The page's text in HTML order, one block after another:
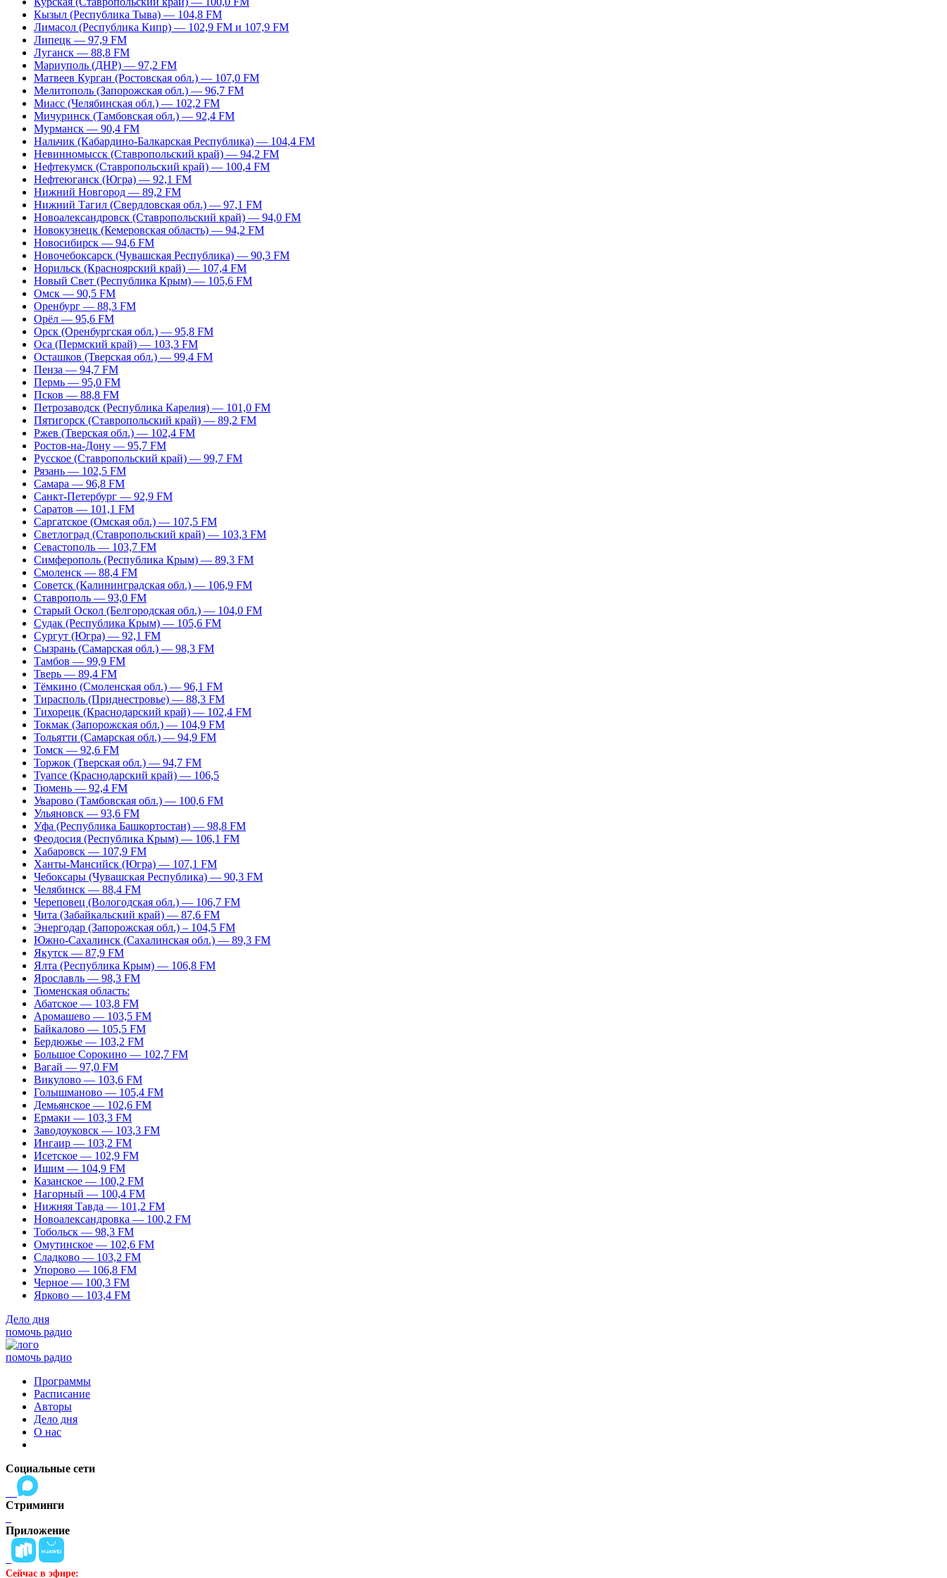
Кызыл (Республика Тыва) — 104,8 FM
Лимасол (Республика Кипр) — 102,9 FM и 107,9 FM
Липецк — 97,9 FM
Луганск — 88,8 FM
Мариуполь (ДНР) — 97,2 FM
Матвеев Курган (Ростовская обл.) — 107,0 FM
Мелитополь (Запорожская обл.) — 96,7 FM
Миасс (Челябинская обл.) — 102,2 FM
Мичуринск (Тамбовская обл.) — 92,4 FM
Мурманск — 90,4 FM
Нальчик (Кабардино-Балкарская Республика) — 104,4 FM
Невинномысск (Ставропольский край) — 94,2 FM
Нефтекумск (Ставропольский край) — 100,4 FM
Нефтеюганск (Югра) — 92,1 FM
Нижний Новгород — 89,2 FM
Нижний Тагил (Свердловская обл.) — 97,1 FM
Новоалександровск (Ставропольский край) — 94,0 FM
Новокузнецк (Кемеровская область) — 94,2 FM
Новосибирск — 94,6 FM
Новочебоксарск (Чувашская Республика) — 90,3 FM
Норильск (Красноярский край) — 107,4 FM
Новый Свет (Республика Крым) — 105,6 FM
Омск — 90,5 FM
Оренбург — 88,3 FM
Орёл — 95,6 FM
Орск (Оренбургская обл.) — 95,8 FM
Оса (Пермский край) — 103,3 FM
Осташков (Тверская обл.) — 99,4 FM
Пенза — 94,7 FM
Пермь — 95,0 FM
Псков — 88,8 FM
Петрозаводск (Республика Карелия) — 101,0 FM
Пятигорск (Ставропольский край) — 89,2 FM
Ржев (Тверская обл.) — 102,4 FM
Ростов-на-Дону — 95,7 FM
Русское (Ставропольский край) — 99,7 FM
Рязань — 102,5 FM
Самара — 96,8 FM
Санкт-Петербург — 92,9 FM
Саратов — 101,1 FM
Саргатское (Омская обл.) — 107,5 FM
Светлоград (Ставропольский край) — 103,3 FM
Севастополь — 103,7 FM
Симферополь (Республика Крым) — 89,3 FM
Смоленск — 88,4 FM
Советск (Калининградская обл.) — 106,9 FM
Ставрополь — 93,0 FM
Старый Оскол (Белгородская обл.) — 104,0 FM
Судак (Республика Крым) — 105,6 FM
Сургут (Югра) — 92,1 FM
Сызрань (Самарская обл.) — 98,3 FM
Тамбов — 99,9 FM
Тверь — 89,4 FM
Тёмкино (Смоленская обл.) — 96,1 FM
Тирасполь (Приднестровье) — 88,3 FM
Тихорецк (Краснодарский край) — 102,4 FM
Токмак (Запорожская обл.) — 104,9 FM
Тольятти (Самарская обл.) — 94,9 FM
Томск — 92,6 FM
Торжок (Тверская обл.) — 94,7 FM
Туапсе (Краснодарский край) — 106,5
Тюмень — 92,4 FM
Уварово (Тамбовская обл.) — 100,6 FM
Ульяновск — 93,6 FM
Уфа (Республика Башкортостан) — 98,8 FM
Феодосия (Республика Крым) — 106,1 FM
Хабаровск — 107,9 FM
Ханты-Мансийск (Югра) — 107,1 FM
Чебоксары (Чувашская Республика) — 90,3 FM
Челябинск — 88,4 FM
Череповец (Вологодская обл.) — 106,7 FM
Чита (Забайкальский край) — 87,6 FM
Энергодар (Запорожская обл.) – 104,5 FM
Южно-Сахалинск (Сахалинская обл.) — 89,3 FM
Якутск — 87,9 FM
Ялта (Республика Крым) — 106,8 FM
Ярославль — 98,3 FM
Тюменская область:
Абатское — 103,8 FM
Аромашево — 103,5 FM
Байкалово — 105,5 FM
Бердюжье — 103,2 FM
Большое Сорокино — 102,7 FM
Вагай — 97,0 FM
Викулово — 103,6 FM
Голышманово — 105,4 FM
Демьянское — 102,6 FM
Ермаки — 103,3 FM
Заводоуковск — 103,3 FM
Ингаир — 103,2 FM
Исетское — 102,9 FM
Ишим — 104,9 FM
Казанское — 100,2 FM
Нагорный — 100,4 FM
Нижняя Тавда — 101,2 FM
Новоалександровка — 100,2 FM
Тобольск — 98,3 FM
Омутинское — 102,6 FM
Сладково — 103,2 FM
Упорово — 106,8 FM
Черное — 100,3 FM
Ярково — 103,4 FM
Дело дня
помочь радио
помочь радио
Программы
Расписание
Авторы
Дело дня
О нас
Социальные сети
Стриминги
Приложение
Сейчас в эфире: